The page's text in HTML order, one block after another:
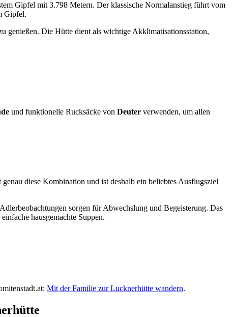
Gipfel mit 3.798 Metern. Der klassische Normalanstieg führt vom
Gipfel.
genießen. Die Hütte dient als wichtige Akklimatisationsstation,
und funktionelle Rucksäcke von Deuter verwenden, um allen
diese Kombination und ist deshalb ein beliebtes Ausflugsziel
sorgen für Abwechslung und Begeisterung. Das
hausgemachte Suppen.
Mit der Familie zur Lucknerhütte wandern.